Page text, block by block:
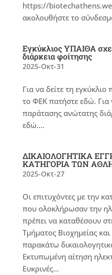
https://
ακολουθήστε το
Εγκύκλιος ΥΠΑΙΘΑ
διάρκεια φοίτησης
2025-Οκτ-31
Για να δείτε τη
το ΦΕΚ πατήστε εδώ. Για
παράτασης ανώτατης
εδώ....
ΔΙΚΑΙΟΛΟΓΗΤΙΚΑ
ΚΑΤΗΓΟΡΙΑ ΤΩΝ
2025-Οκτ-27
Οι επιτυχόντες με την
που ολοκλήρωσαν την
πρέπει να καταθέσουν
Τμήματος Βιοχημείας
παρακάτω
Εκτυπωμένη αίτηση
Ευκρινές...